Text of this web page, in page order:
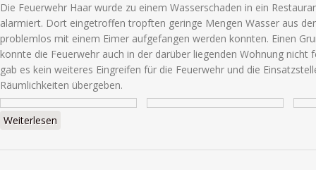
Die Feuerwehr Haar wurde zu einem Wasserschaden in ein
alarmiert. Dort eingetroffen tropften geringe Mengen Wasser aus
problemlos mit einem Eimer aufgefangen werden konnten. Einen
konnte die Feuerwehr auch in der darüber liegenden Wohnung nicht
gab es kein weiteres Eingreifen für die Feuerwehr und die
Räumlichkeiten übergeben.
Weiterlesen